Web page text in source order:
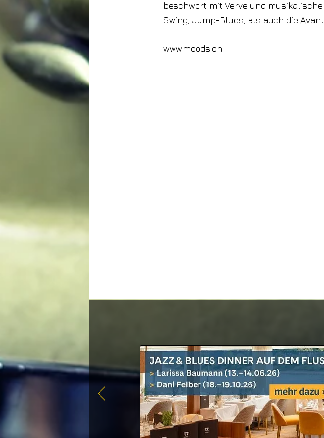
beschwört mit Verve und
Swing, Jump-Blues, als auch die
www.moods.ch